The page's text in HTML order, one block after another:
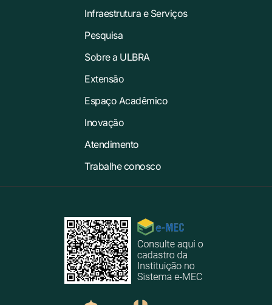
Infraestrutura e Serviços
Pesquisa
Sobre a ULBRA
Extensão
Espaço Acadêmico
Inovação
Atendimento
Trabalhe conosco